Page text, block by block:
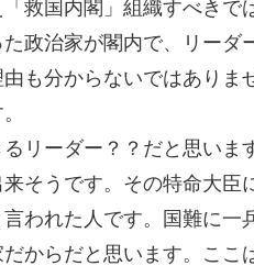
救国内閣」組織すべきで
政治家が閣内で、リーダ
も分からないではありま
リーダー？？だと思いま
そうです。その特命大臣
われた人です。国難に一
からだと思います。ここ